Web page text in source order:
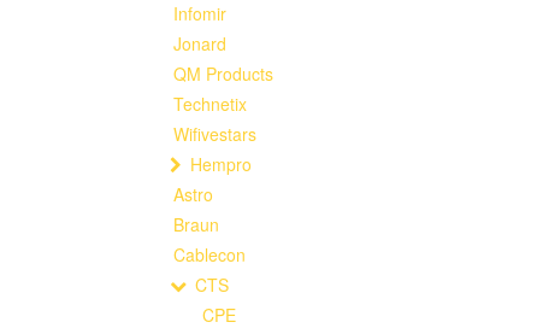
Infomir
Jonard
QM Products
Technetix
Wifivestars
Hempro
Astro
Braun
Cablecon
CTS
CPE